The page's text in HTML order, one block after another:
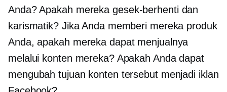
Anda? Apakah mereka gesek-berhentidan
karismatik? Jika Anda memberi mereka produk
Anda, apakah mereka dapat menjualnya
melalui konten mereka? Apakah Anda dapat
mengubah tujuan konten tersebut menjadi iklan